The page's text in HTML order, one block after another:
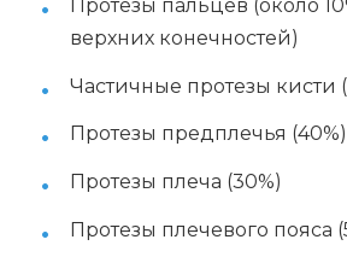
Протезы пальцев (около
верхних конечностей)
Частичные протезы кисти
Протезы предплечья (40%)
Протезы плеча (30%)
Протезы плечевого пояса